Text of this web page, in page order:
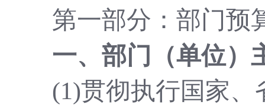
第一部分：部门预
一、 部门（单位）
(1)贯彻执行国家